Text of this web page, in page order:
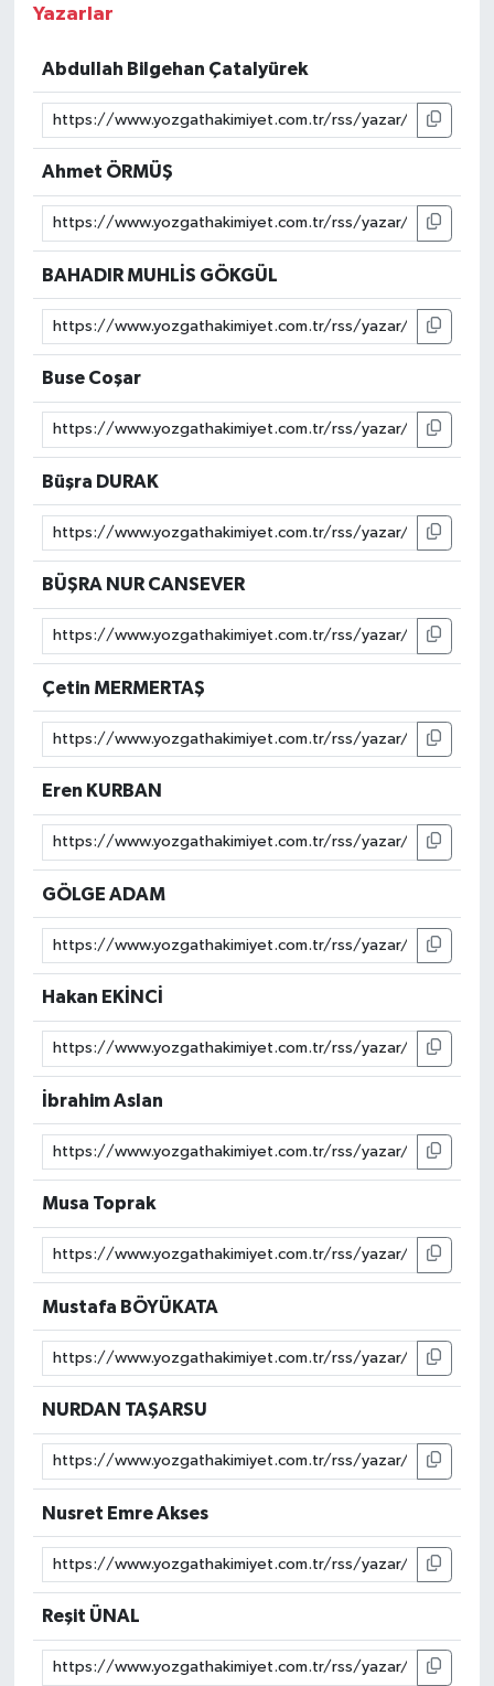
Yazarlar
Abdullah Bilgehan Çatalyürek
Ahmet ÖRMÜŞ
BAHADIR MUHLİS GÖKGÜL
Buse Coşar
Büşra DURAK
BÜŞRA NUR CANSEVER
Çetin MERMERTAŞ
Eren KURBAN
GÖLGE ADAM
Hakan EKİNCİ
İbrahim Aslan
Musa Toprak
Mustafa BÖYÜKATA
NURDAN TAŞARSU
Nusret Emre Akses
Reşit ÜNAL